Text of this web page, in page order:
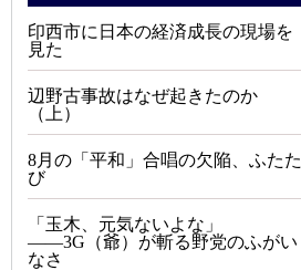
印西市に日本の経済成長の現場を
見た
辺野古事故はなぜ起きたのか
（上）
8月の「平和」合唱の欠陥、ふたた
び
「玉木、元気ないよな」
――3G（爺）が斬る野党のふがい
なさ